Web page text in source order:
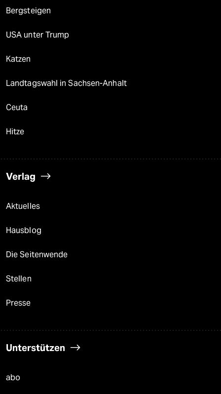
Bergsteigen
USA unter Trump
Katzen
Landtagswahl in Sachsen-Anhalt
Ceuta
Hitze
Verlag
Aktuelles
Hausblog
Die Seitenwende
Stellen
Presse
Unterstützen
abo